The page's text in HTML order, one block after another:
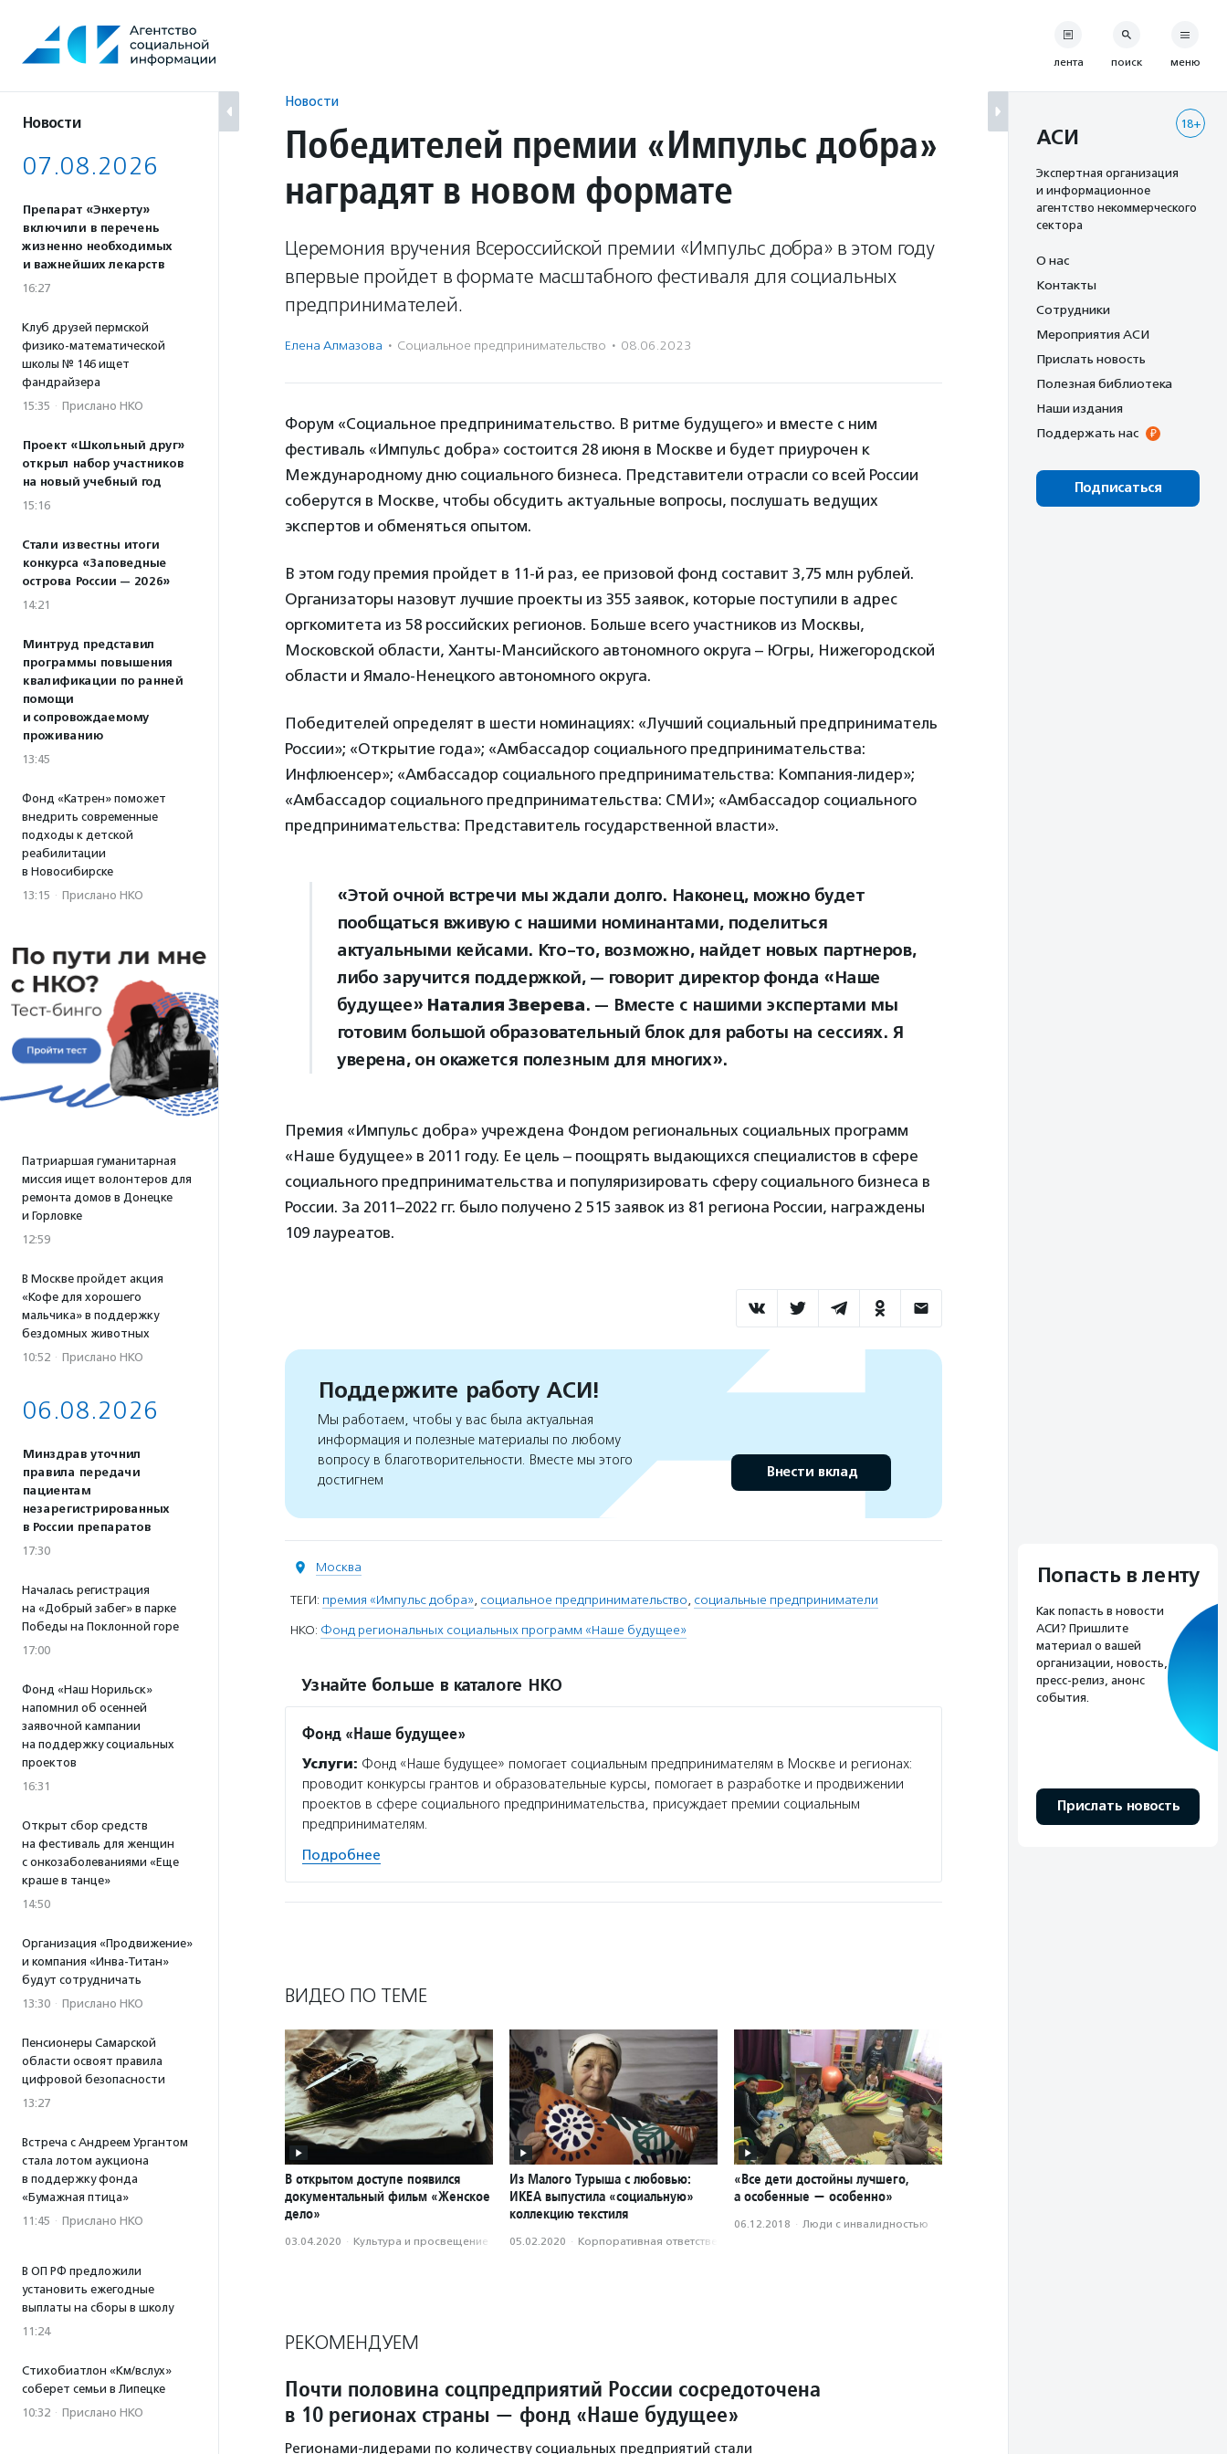
содержанию
Новости
07.08.2026
Препарат «Энхерту»
включили в перечень
жизненно необходимых
и важнейших лекарств
16:27
Клуб друзей пермской
физико-математической
школы № 146 ищет
фандрайзера
15:35 · Прислано НКО
Проект «Школьный друг»
открыл набор участников
на новый учебный год
15:16
Стали известны итоги
конкурса «Заповедные
острова России — 2026»
14:21
Минтруд представил
программы повышения
квалификации по ранней
помощи
и сопровождаемому
проживанию
13:45
Фонд «Катрен» поможет
внедрить современные
подходы к детской
реабилитации
в Новосибирске
13:15 · Прислано НКО
Патриаршая гуманитарная
миссия ищет волонтеров для
ремонта домов в Донецке
и Горловке
12:59
В Москве пройдет акция
«Кофе для хорошего
мальчика» в поддержку
бездомных животных
10:52 · Прислано НКО
06.08.2026
Минздрав уточнил
правила передачи
пациентам
незарегистрированных
в России препаратов
17:30
Началась регистрация
на «Добрый забег» в парке
Победы на Поклонной горе
17:00
Фонд «Наш Норильск»
напомнил об осенней
заявочной кампании
на поддержку социальных
проектов
16:31
Открыт сбор средств
на фестиваль для женщин
с онкозаболеваниями «Еще
краше в танце»
14:50
Организация «Продвижение»
и компания «Инва-Титан»
будут сотрудничать
13:30 · Прислано НКО
Пенсионеры Самарской
области освоят правила
цифровой безопасности
13:27
Встреча с Андреем Ургантом
стала лотом аукциона
в поддержку фонда
«Бумажная птица»
11:45 · Прислано НКО
В ОП РФ предложили
установить ежегодные
выплаты на сборы в школу
11:24
Стихобиатлон «Км/вслух»
соберет семьи в Липецке
10:32 · Прислано НКО
Новости
Победителей премии «Импульс добра»
наградят в новом формате
Церемония вручения Всероссийской премии «Импульс добра» в этом году
впервые пройдет в формате масштабного фестиваля для социальных
предпринимателей.
Елена Алмазова · Социальное предпри­нима­тель­ство · 08.06.2023
Форум «Социальное предпринимательство. В ритме будущего» и вместе с ним
фестиваль «Импульс добра» состоится 28 июня в Москве и будет приурочен к
Международному дню социального бизнеса. Представители отрасли со всей России
соберутся в Москве, чтобы обсудить актуальные вопросы, послушать ведущих
экспертов и обменяться опытом.
В этом году премия пройдет в 11-й раз, ее призовой фонд составит 3,75 млн рублей.
Организаторы назовут лучшие проекты из 355 заявок, которые поступили в адрес
оргкомитета из 58 российских регионов. Больше всего участников из Москвы,
Московской области, Ханты-Мансийского автономного округа – Югры, Нижегородской
области и Ямало-Ненецкого автономного округа.
Победителей определят в шести номинациях: «Лучший социальный предприниматель
России»; «Открытие года»; «Амбассадор социального предпринимательства:
Инфлюенсер»; «Амбассадор социального предпринимательства: Компания-лидер»;
«Амбассадор социального предпринимательства: СМИ»; «Амбассадор социального
предпринимательства: Представитель государственной власти».
«Этой очной встречи мы ждали долго. Наконец, можно будет
пообщаться вживую с нашими номинантами, поделиться
актуальными кейсами. Кто-то, возможно, найдет новых партнеров,
либо заручится поддержкой, — говорит директор фонда «Наше
будущее» Наталия Зверева. — Вместе с нашими экспертами мы
готовим большой образовательный блок для работы на сессиях. Я
уверена, он окажется полезным для многих».
Премия «Импульс добра» учреждена Фондом региональных социальных программ
«Наше будущее» в 2011 году. Ее цель – поощрять выдающихся специалистов в сфере
социального предпринимательства и популяризировать сферу социального бизнеса в
России. За 2011–2022 гг. было получено 2 515 заявок из 81 региона России, награждены
109 лауреатов.
Поддержите работу АСИ!
Мы работаем, чтобы у вас была актуальная
информация и полезные материалы по любому
вопросу в благотворительности. Вместе мы этого
достигнем
Внести вклад
Москва
ТЕГИ: премия «Импульс добра», социальное предпринимательство, социальные предприниматели
НКО: Фонд региональных социальных программ «Наше будущее»
Узнайте больше в каталоге НКО
Фонд «Наше будущее»
Услуги: Фонд «Наше будущее» помогает социальным предпринимателям в Москве и регионах:
проводит конкурсы грантов и образовательные курсы, помогает в разработке и продвижении
проектов в сфере социального предпринимательства, присуждает премии социальным
предпринимателям.
Подробнее
ВИДЕО ПО ТЕМЕ
В открытом доступе появился
документальный фильм «Женское
дело»
03.04.2020 · Культура и просвещение
Из Малого Турыша с любовью:
ИКЕА выпустила «социальную»
коллекцию текстиля
05.02.2020 · Корпоративная ответственность
«Все дети достойны лучшего,
а особенные — особенно»
06.12.2018 · Люди с инвалидностью
РЕКОМЕНДУЕМ
Почти половина соцпредприятий России сосредоточена
в 10 регионах страны — фонд «Наше будущее»
Регионами-лидерами по количеству социальных предприятий стали
лента поиск меню
18+
АСИ
Экспертная организация
и информационное
агентство некоммерческого
сектора
О нас
Контакты
Сотрудники
Мероприятия АСИ
Прислать новость
Полезная библиотека
Наши издания
Поддержать нас
Подписаться
Попасть в ленту
Как попасть в новости
АСИ? Пришлите
материал о вашей
организации, новость,
пресс-релиз, анонс
события.
Прислать новость